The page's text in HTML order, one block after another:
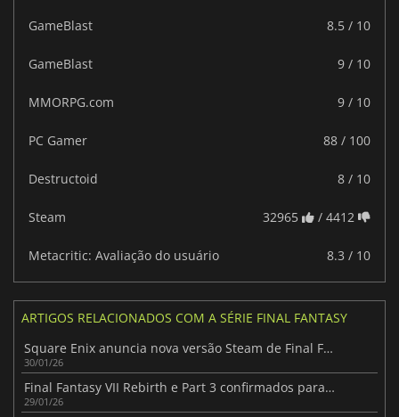
GameBlast 8.5 / 10
GameBlast 9 / 10
MMORPG.com 9 / 10
PC Gamer 88 / 100
Destructoid 8 / 10
Steam 32965 / 4412
Metacritic: Avaliação do usuário 8.3 / 10
ARTIGOS RELACIONADOS COM A SÉRIE FINAL FANTASY
Square Enix anuncia nova versão Steam de Final Fantasy VII
30/01/26
Final Fantasy VII Rebirth e Part 3 confirmados para a Xbox
29/01/26